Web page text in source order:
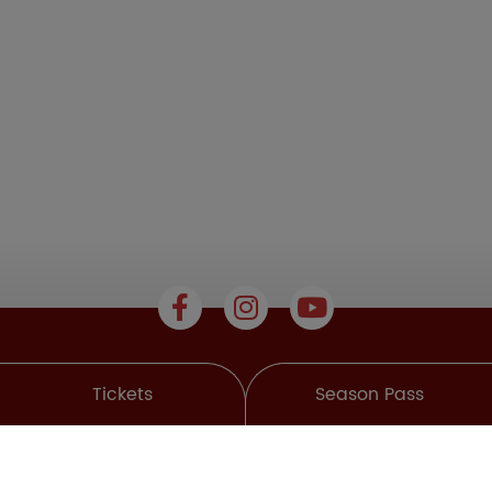
Tickets Season Pass
About us Reserved Area Our Partners
Park Regulation